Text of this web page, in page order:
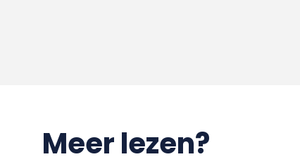
Meer lezen?